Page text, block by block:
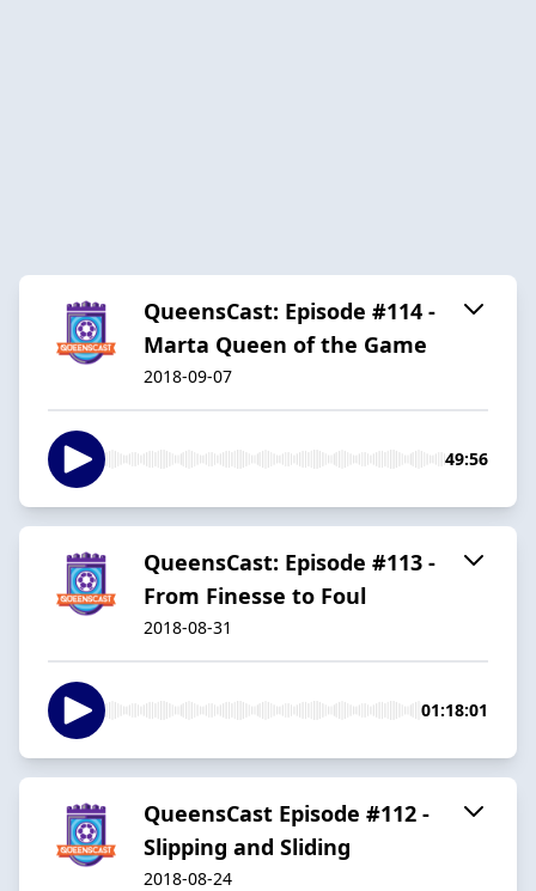
QueensCast: Episode #114 -
Marta Queen of the Game
2018-09-07
49:56
QueensCast: Episode #113 -
From Finesse to Foul
2018-08-31
01:18:01
QueensCast Episode #112 -
Slipping and Sliding
2018-08-24